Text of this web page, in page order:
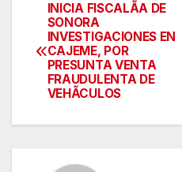
Navegación
de
entradas
INICIA FISCALÃA DE
SONORA
INVESTIGACIONES EN
CAJEME, POR
PRESUNTA VENTA
FRAUDULENTA DE
VEHÃCULOS